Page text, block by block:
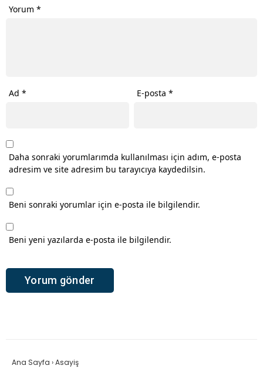
Yorum *
Ad * E-posta*
Daha sonraki yorumlarımda kullanılması için adım, e-posta
adresim ve site adresim bu tarayıcıya kaydedilsin.
Beni sonraki yorumlar için e-posta ile bilgilendir.
Beni yeni yazılarda e-posta ile bilgilendir.
Ana Sayfa ›Asayiş